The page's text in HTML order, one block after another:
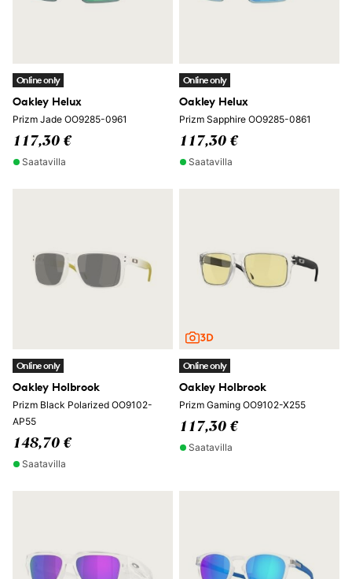
Online only
Oakley Helux
Prizm Jade OO9285-0961
117,30 €
Saatavilla
Online only
Oakley Helux
Prizm Sapphire OO9285-0861
117,30 €
Saatavilla
Online only
Oakley Holbrook
Prizm Black Polarized OO9102-
AP55
148,70 €
Saatavilla
Online only
Oakley Holbrook
Prizm Gaming OO9102-X255
117,30 €
Saatavilla